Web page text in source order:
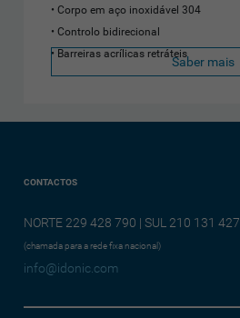
Corpo em aço inoxidável 304
Controlo bidirecional
Barreiras acrílicas retráteis
Saber mais
CONTACTOS
NORTE 229 428 790 | SUL 210 131 427
(chamada para a rede fixa nacional)
info@idonic.com